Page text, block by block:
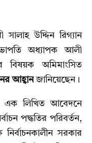
সালাহ উদ্দিন রিগ্যান
অধ্যাপক আলী
বিষয়ক অমিমাংসিত
আহ্বানজানিয়েছেন।
লিখিত আবেদনে
পদ্ধতির পরিবর্তন,
সরকার